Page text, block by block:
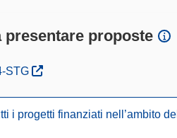
presentare proposte
nuova finestra)
STG
i progetti finanziati nell’ambito del